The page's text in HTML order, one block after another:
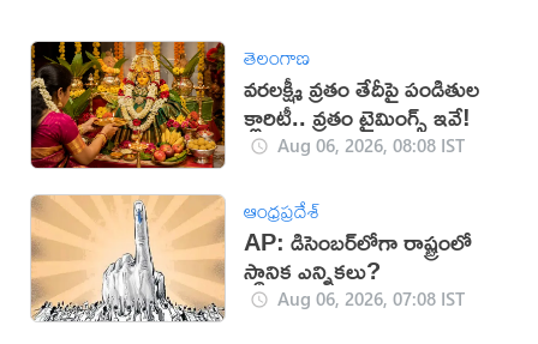
తెలంగాణ
వరలక్ష్మీ వ్రతం తేదీపై పండితుల
క్లారిటీ.. వ్రతం టైమింగ్స్ ఇవే!
Aug 06, 2026, 08:08 IST
ఆంధ్రప్రదేశ్
AP: డిసెంబర్‌లోగా రాష్ట్రంలో
స్థానిక ఎన్నికలు?
Aug 06, 2026, 07:08 IST